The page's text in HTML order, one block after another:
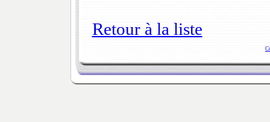
Retour à la liste